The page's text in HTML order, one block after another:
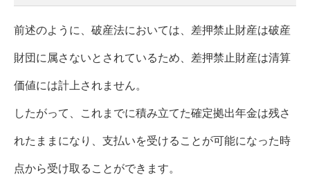
前述のように、 破産法においては、差押禁止財産は破産
財団に属さないとされているため、差押禁止財産は清算
価値には計上されません。
したがって、 これまでに積み立てた確定拠出年金は残さ
れたままになり、支払いを受けることが可能になった時
点から受け取ることができます。